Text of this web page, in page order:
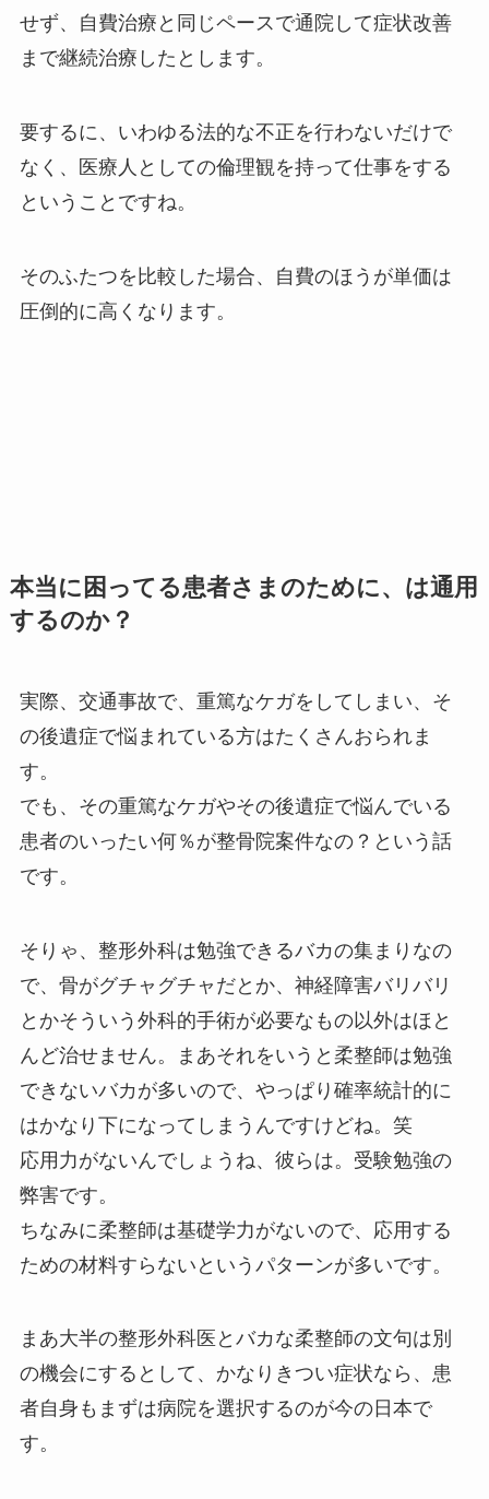
せず、自費治療と同じペースで通院して症状改善
まで継続治療したとします。
要するに、いわゆる法的な不正を行わないだけで
なく、医療人としての倫理観を持って仕事をする
ということですね。
そのふたつを比較した場合、自費のほうが単価は
圧倒的に高くなります。
本当に困ってる患者さまのために、は通用
するのか？
実際、交通事故で、重篤なケガをしてしまい、そ
の後遺症で悩まれている方はたくさんおられま
す。
でも、その重篤なケガやその後遺症で悩んでいる
患者のいったい何％が整骨院案件なの？という話
です。
そりゃ、整形外科は勉強できるバカの集まりなの
で、骨がグチャグチャだとか、神経障害バリバリ
とかそういう外科的手術が必要なもの以外はほと
んど治せません。まあそれをいうと柔整師は勉強
できないバカが多いので、やっぱり確率統計的に
はかなり下になってしまうんですけどね。笑
応用力がないんでしょうね、彼らは。受験勉強の
弊害です。
ちなみに柔整師は基礎学力がないので、応用する
ための材料すらないというパターンが多いです。
まあ大半の整形外科医とバカな柔整師の文句は別
の機会にするとして、かなりきつい症状なら、患
者自身もまずは病院を選択するのが今の日本で
す。